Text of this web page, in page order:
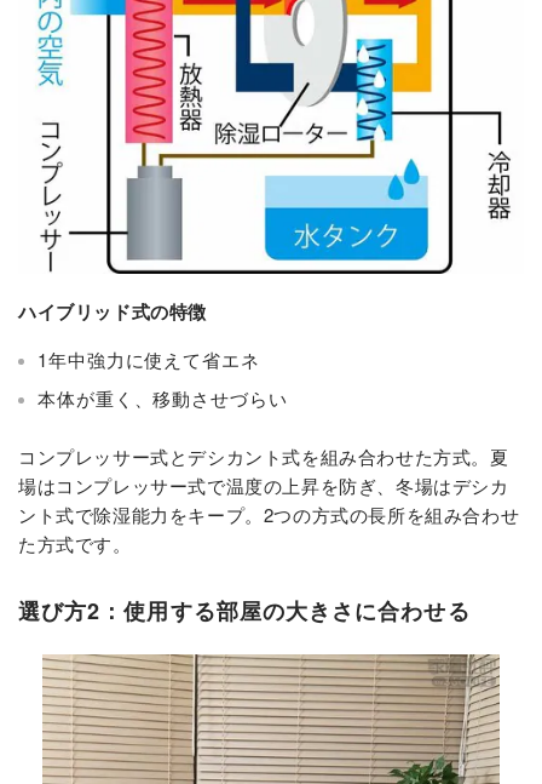
ハイブリッド式の特徴
1年中強力に使えて省エネ
本体が重く、移動させづらい
コンプレッサー式とデシカント式を組み合わせた方式。夏
場はコンプレッサー式で温度の上昇を防ぎ、冬場はデシカ
ント式で除湿能力をキープ。2つの方式の長所を組み合わせ
た方式です。
選び方2：使用する部屋の大きさに合わせる